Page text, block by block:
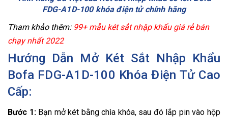
FDG-A1D-100 khóa điện tử chính hãng
Tham khảo thêm:99+ mẫu két sắt nhập khẩu giá rẻ bán
chạy nhất 2022
Hướng Dẫn Mở Két Sắt Nhập Khẩu
Bofa FDG-A1D-100 Khóa Điện Tử Cao
Cấp:
Bước 1: Bạn mở két bằng chìa khóa, sau đó lắp pin vào hộp